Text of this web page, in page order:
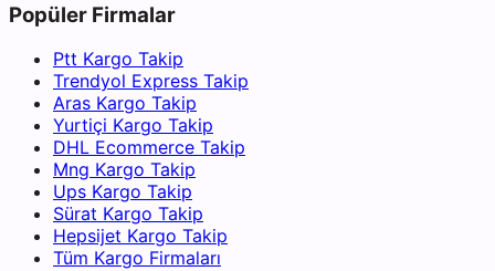
Popüler Firmalar
Ptt Kargo Takip
Trendyol Express Takip
Aras Kargo Takip
Yurtiçi Kargo Takip
DHL Ecommerce Takip
Mng Kargo Takip
Ups Kargo Takip
Sürat Kargo Takip
Hepsijet Kargo Takip
Tüm Kargo Firmaları